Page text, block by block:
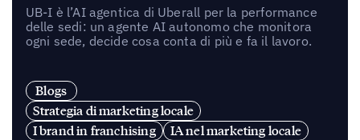
UB-I è l’AI agentica di Uberall per la performance
delle sedi: un agente AI autonomo che monitora
ogni sede, decide cosa conta di più e fa il lavoro.
Blogs
Strategia di marketing locale
I brand in franchising
IA nel marketing locale